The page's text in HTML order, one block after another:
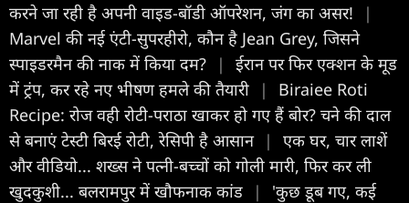
करने जा रही है अपनी वाइड-बॉडी ऑपरेशन, जंग का असर!
|
Marvel की नई एंटी-सुपरहीरो, कौन है Jean Grey, जिसने
स्पाइडरमैन की नाक में किया दम?
|
ईरान पर फिर एक्शन के मूड
में ट्रंप, कर रहे नए भीषण हमले की तैयारी
|
Biraiee Roti
Recipe: रोज वही रोटी-पराठा खाकर हो गए हैं बोर? चने की दाल
से बनाएं टेस्टी बिरई रोटी, रेसिपी है आसान |
एक घर, चार लाशें
और वीडियो... शख्स ने पत्नी-बच्चों को गोली मारी, फिर कर ली
खुदकुशी... बलरामपुर में खौफनाक कांड
|
'कुछ डूब गए, कई